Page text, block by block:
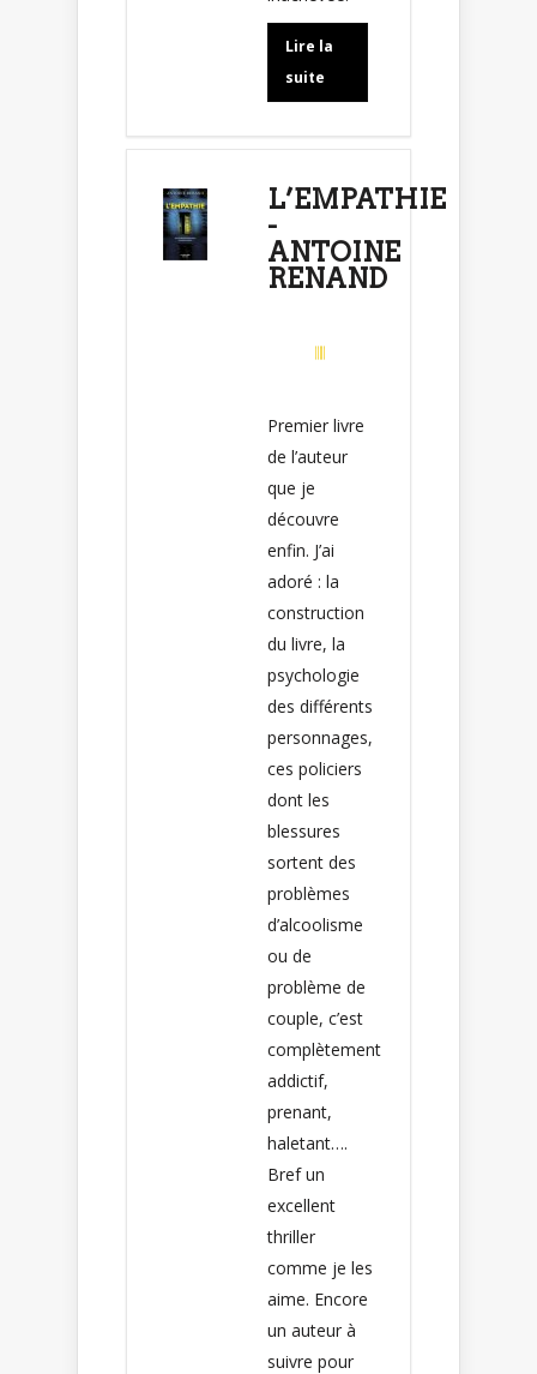
Lire la
suite
L’EMPATHIE
-
ANTOINE
RENAND
Premier livre
de l’auteur
que je
découvre
enfin. J’ai
adoré : la
construction
du livre, la
psychologie
des différents
personnages,
ces policiers
dont les
blessures
sortent des
problèmes
d’alcoolisme
ou de
problème de
couple, c’est
complètement
addictif,
prenant,
haletant….
Bref un
excellent
thriller
comme je les
aime. Encore
un auteur à
suivre pour